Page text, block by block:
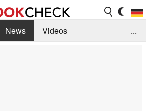
News
Videos
...